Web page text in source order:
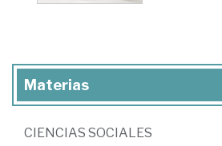
Materias
CIENCIAS SOCIALES